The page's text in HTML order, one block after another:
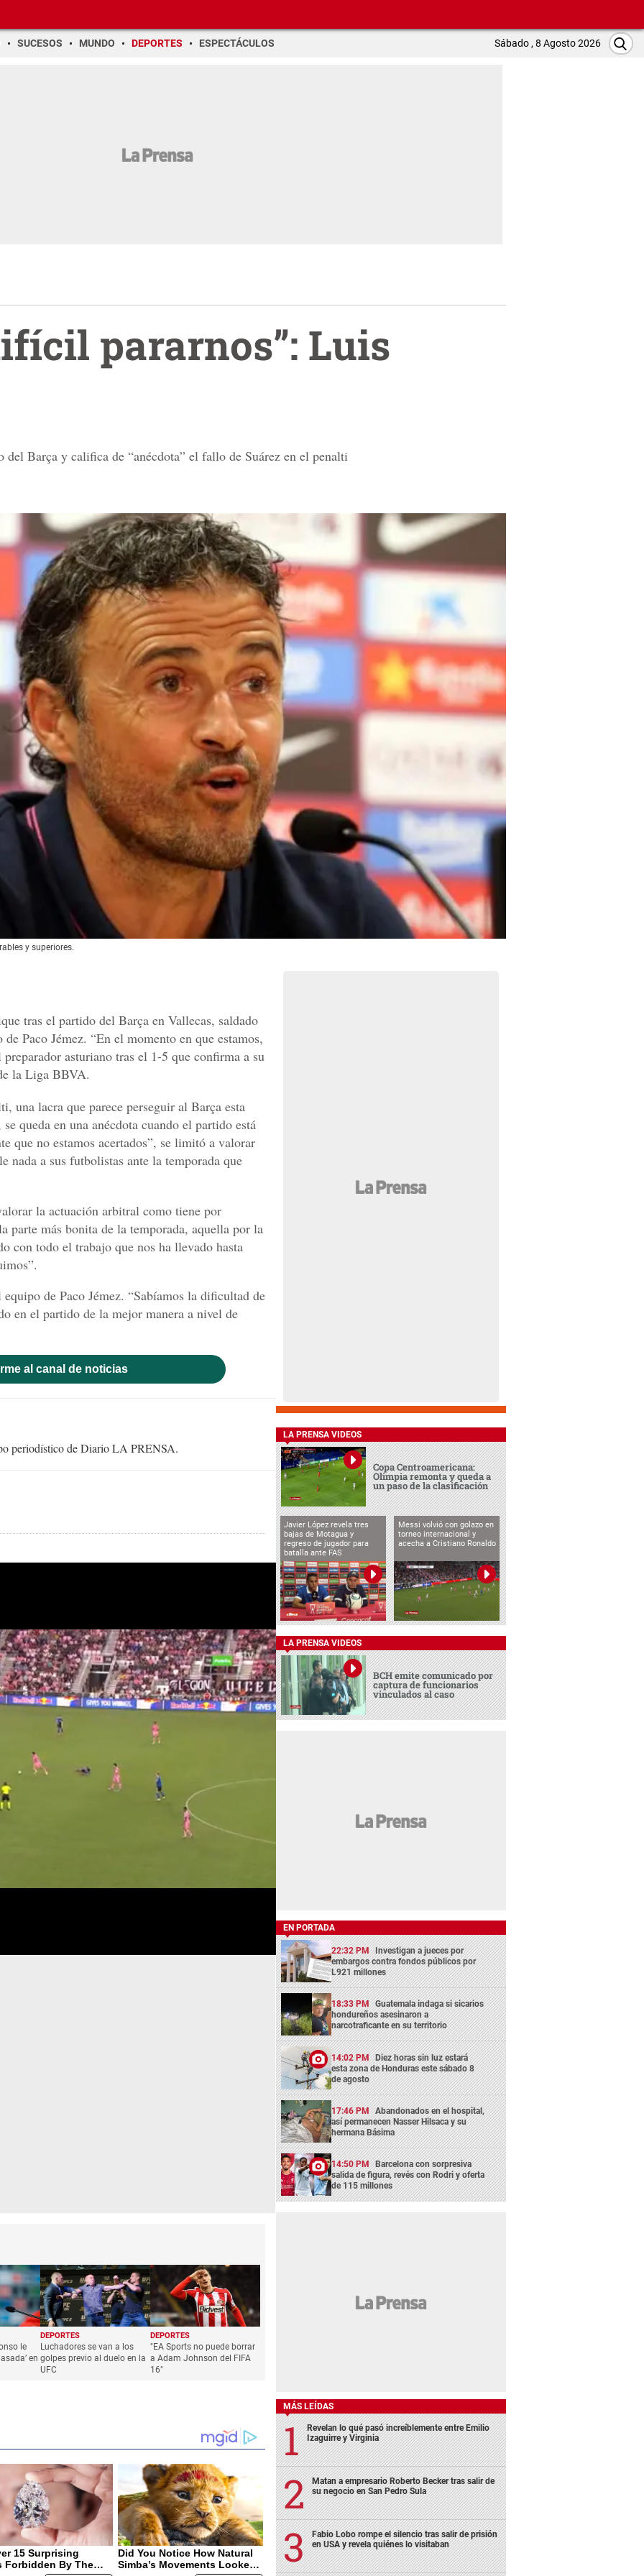
SUCESOS MUNDO DEPORTES ESPECTÁCULOS Sábado , 8 Agosto 2026
pararnos”: Luis
del Barça y califica de “anécdota” el fallo de Suárez en el penalti
y superiores.
tras el partido del Barça en Vallecas, saldado
Paco Jémez. “En el momento en que estamos,
asturiano tras el 1-5 que confirma a su
la Liga BBVA.
una lacra que parece perseguir al Barça esta
queda en una anécdota cuando el partido está
que no estamos acertados”, se limitó a valorar
nada a sus futbolistas ante la temporada que
la actuación arbitral como tiene por
parte más bonita de la temporada, aquella por la
con todo el trabajo que nos ha llevado hasta
de Paco Jémez. “Sabíamos la dificultad de
en el partido de la mejor manera a nivel de
al canal de noticias
periodístico de Diario LA PRENSA.
le
en
DEPORTES
Luchadores se van a los
golpes previo al duelo en la
UFC
DEPORTES
"EA Sports no puede borrar
a Adam Johnson del FIFA
16"
LA PRENSA VIDEOS
Copa Centroamericana:
Olimpia remonta y queda a
un paso de la clasificación
Javier López revela tres
bajas de Motagua y
regreso de jugador para
batalla ante FAS
Messi volvió con golazo en
torneo internacional y
acecha a Cristiano Ronaldo
LA PRENSA VIDEOS
BCH emite comunicado por
captura de funcionarios
vinculados al caso
EN PORTADA
22:32 PM Investigan a jueces por
embargos contra fondos públicos por
L921 millones
18:33 PM Guatemala indaga si sicarios
hondureños asesinaron a
narcotraficante en su territorio
14:02 PM Diez horas sin luz estará
esta zona de Honduras este sábado 8
de agosto
17:46 PM Abandonados en el hospital,
así permanecen Nasser Hilsaca y su
hermana Básima
14:50 PM Barcelona con sorpresiva
salida de figura, revés con Rodri y oferta
de 115 millones
MÁS LEÍDAS
Revelan lo qué pasó increíblemente entre Emilio
Izaguirre y Virginia
Matan a empresario Roberto Becker tras salir de
su negocio en San Pedro Sula
Fabio Lobo rompe el silencio tras salir de prisión
en USA y revela quiénes lo visitaban